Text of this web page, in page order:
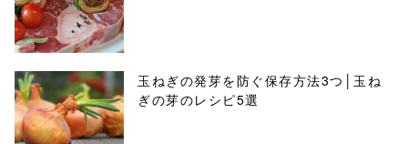
玉ねぎの発芽を防ぐ保存方法3つ│玉ね
ぎの芽のレシピ5選